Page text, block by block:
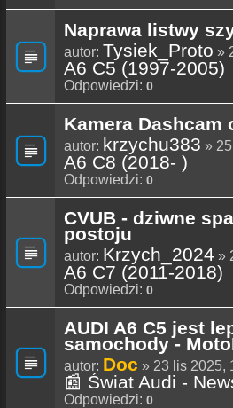
Naprawa listwy
autor: Tysiek_Proto »
A6 C5 (1997-2005)
Odpowiedzi: 0
Kamera Dashcam
autor: krzychu383 »
A6 C8 (2018- )
Odpowiedzi: 0
CVUB - dziwne
postoju
autor: Krzych_2024 »
A6 C7 (2011-2018)
Odpowiedzi: 0
AUDI A6 C5 jest
samochody -
autor: Doc » 23 lis 2025,
📰 Świat Audi -
Odpowiedzi: 0